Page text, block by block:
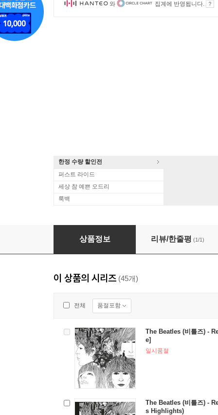
와
집계에 반영됩니다.
한정 수량 할인전
퍼스트 라이드
세상 참 예쁜 오드리
룩백
The Beatles - Revolver (2009 Digital
상품정보 리뷰/한줄평 (1/1)
이 상품의 시리즈 (45개)
전체 품절포함
The Beatles (비틀즈) -
e]
일시품절
The Beatles (비틀즈) -
s Highlights)